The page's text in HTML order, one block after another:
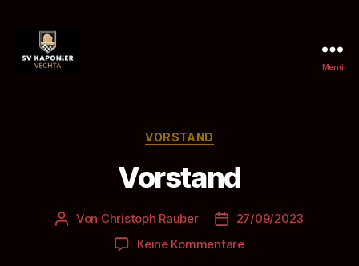
Menü
Kategorien
VORSTAND
Vorstand
Beitragsautor
Von Christoph Rauber Beitragsdatum
27/09/2023
Keine Kommentarezu